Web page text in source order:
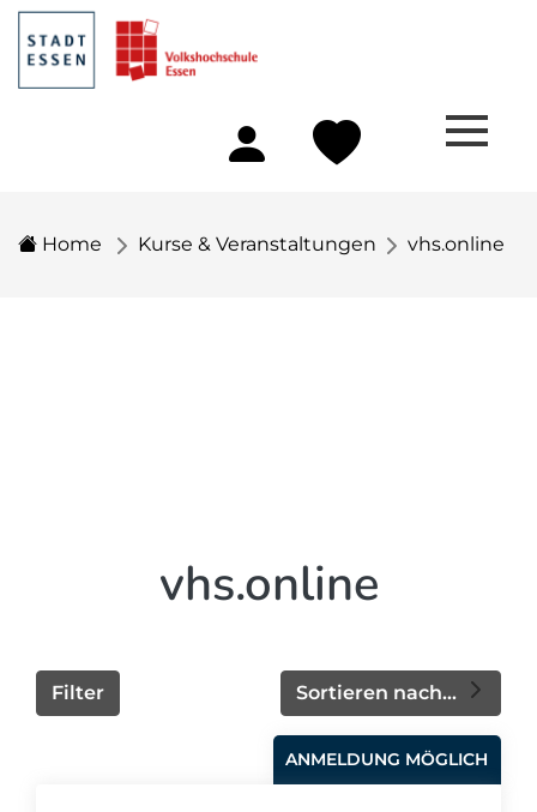
Home Kurse & Veranstaltungen vhs.online
vhs.online
Sortieren nach...
Filter
ANMELDUNG MÖGLICH